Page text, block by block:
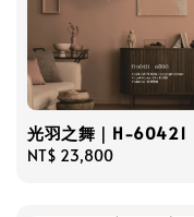
光羽之舞｜H-60421
Regular
NT$ 23,800